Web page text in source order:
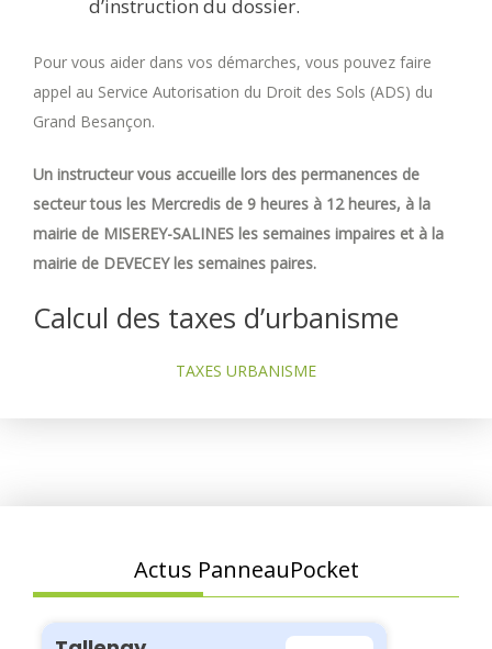
d’instruction du dossier.
Pour vous aider dans vos démarches, vous pouvez faire
appel au Service Autorisation du Droit des Sols (ADS) du
Grand Besançon.
Un instructeur vous accueille lors des permanences de
secteur tous les Mercredis de 9 heures à 12 heures, à la
mairie de MISEREY-SALINES les semaines impaires et à la
mairie de DEVECEY les semaines paires.
Calcul des taxes d’urbanisme
TAXES URBANISME
Actus PanneauPocket